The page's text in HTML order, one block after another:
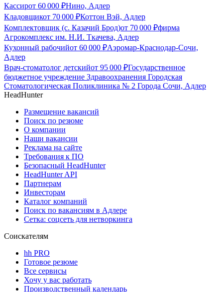
Кассирот 60 000 ₽Нино, Адлер
Кладовщикот 70 000 ₽Коттон Вэй, Адлер
Комплектовщик (с. Казачий Брод)от 70 000 ₽фирма
Агрокомплекс им. Н.И. Ткачева, Адлер
Кухонный рабочийот 60 000 ₽Аэромар-Краснодар-Сочи,
Адлер
Врач-стоматолог детскийот 95 000 ₽Государственное
бюджетное учреждение Здравоохранения Городская
Стоматологическая Поликлиника № 2 Города Сочи, Адлер
HeadHunter
Размещение вакансий
Поиск по резюме
О компании
Наши вакансии
Реклама на сайте
Требования к ПО
Безопасный HeadHunter
HeadHunter API
Партнерам
Инвесторам
Каталог компаний
Поиск по вакансиям в Адлере
Сетка: соцсеть для нетворкинга
Соискателям
hh PRO
Готовое резюме
Все сервисы
Хочу у вас работать
Производственный календарь